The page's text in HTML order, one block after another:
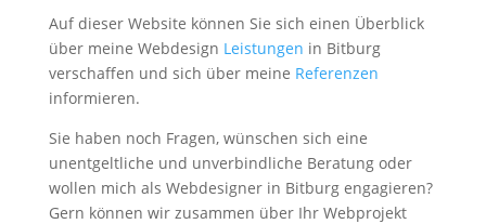
Auf dieser Website können Sie sich einen Überblick
über meine Webdesign Leistungen in Bitburg
verschaffen und sich über meine Referenzen
informieren.
Sie haben noch Fragen, wünschen sich eine
unentgeltliche und unverbindliche Beratung oder
wollen mich als Webdesigner in Bitburg engagieren?
Gern können wir zusammen über Ihr Webprojekt